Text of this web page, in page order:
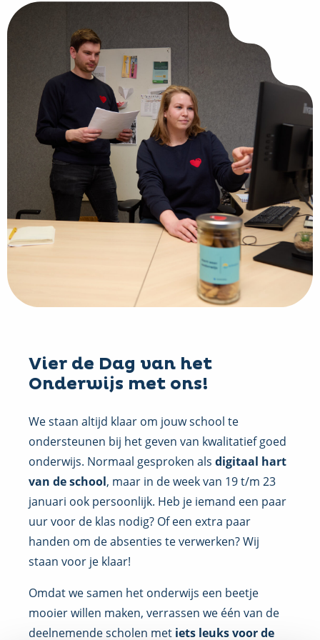
Vier de Dag van het
Onderwijs met ons!
We staan altijd klaar om jouw school te
ondersteunen bij het geven van kwalitatief goed
onderwijs. Normaal gesproken als digitaal hart
van de school, maar in de week van 19 t/m 23
januari ook persoonlijk. Heb je iemand een paar
uur voor de klas nodig? Of een extra paar
handen om de absenties te verwerken? Wij
staan voor je klaar!
Omdat we samen het onderwijs een beetje
mooier willen maken, verrassen we één van de
deelnemende scholen met iets leuks voor de